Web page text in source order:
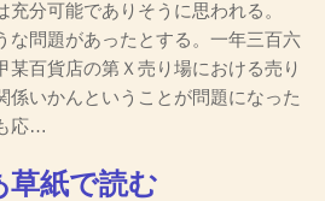
分可能でありそうに思われる。
問題があったとする。一年三百六
某百貨店の第Ｘ売り場における売り
係いかんということが問題になった
応…
草紙で読む